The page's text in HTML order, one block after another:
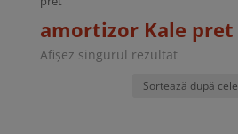
amortizor Kale pret
Afișez singurul rezultat